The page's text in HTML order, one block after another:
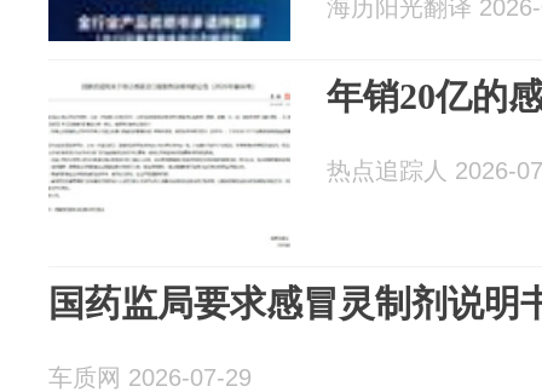
海历阳光翻译
年销20亿的
热点追踪人 2026-
国药监局要求感冒灵制剂说明
车质网 2026-07-29